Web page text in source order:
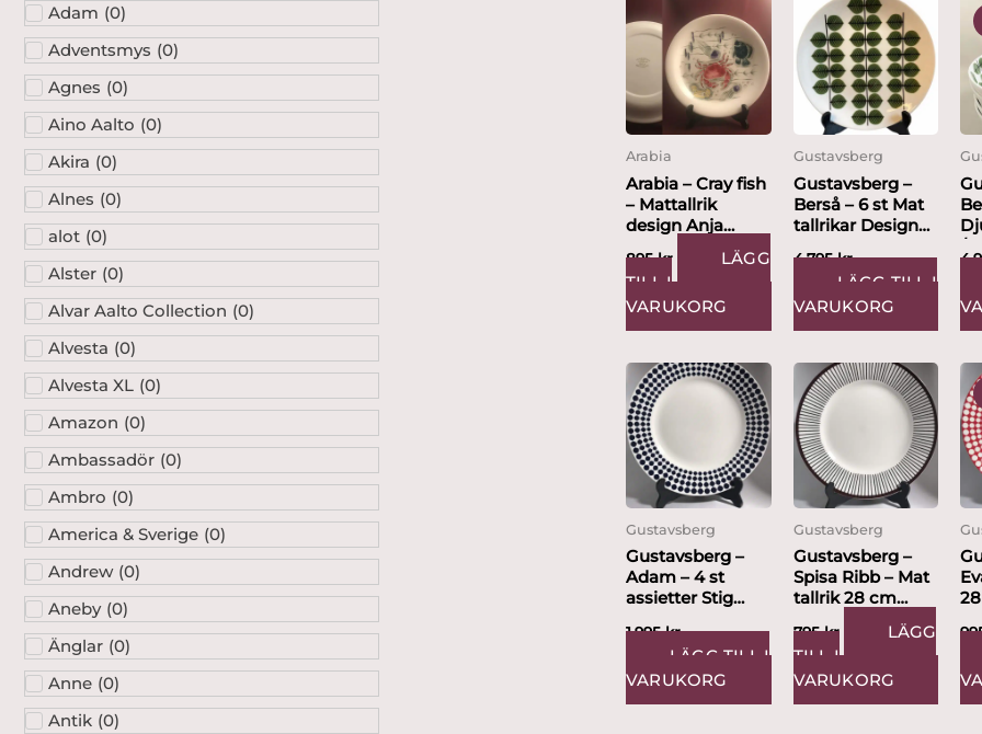
Adam (0)
Adventsmys (0)
Agnes (0)
Aino Aalto (0)
Akira (0)
Alnes (0)
alot (0)
Alster (0)
Alvar Aalto Collection (0)
Alvesta (0)
Alvesta XL (0)
Amazon (0)
Ambassadör (0)
Ambro (0)
America & Sverige (0)
Andrew (0)
Aneby (0)
Änglar (0)
Anne (0)
Antik (0)
Arabia
Arabia – Cray fish
– Mattallrik
design Anja
895kr
LÄGG
TILL I
VARUKORG
Gustavsberg
Gustavsberg –
Berså – 6 st Mat
tallrikar Design
4,795kr
LÄGG TILL I
VARUKORG
/...
Gustavsberg
Gustavsberg –
Adam – 4 st
assietter Stig
1,995kr
LÄGG TILL I
VARUKORG
Gustavsberg
Gustavsberg –
Spisa Ribb – Mat
tallrik 28 cm
795kr
LÄGG
TILL I
VARUKORG